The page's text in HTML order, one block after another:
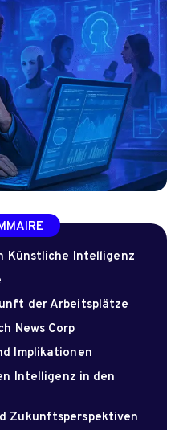
Künstliche Intelligenz
der Arbeitsplätze
News Corp
Implikationen
Intelligenz in den
Zukunftsperspektiven